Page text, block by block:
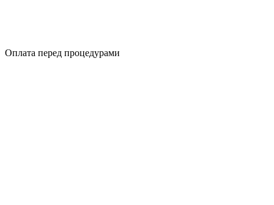
Оплата перед процедурами